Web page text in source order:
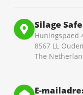
Silage Safe
Huningspaed
8567 LL
The
E-